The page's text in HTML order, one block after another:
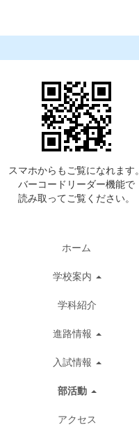
スマホからもご覧になれます。
バーコードリーダー機能で
読み取ってご覧ください。
ホーム
学校案内
学科紹介
進路情報
入試情報
部活動
アクセス